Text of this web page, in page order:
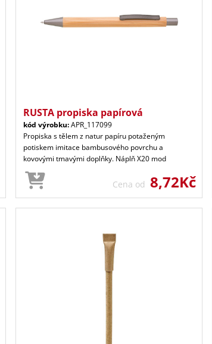
RUSTA propiska papírová
kód výrobku:APR_117099
Propiska s tělem z natur papíru potaženým
potiskem imitace bambusového povrchu a
kovovými tmavými doplňky. Náplň X20 mod
Cena od 8,72Kč